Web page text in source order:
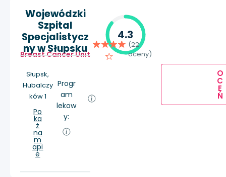
Wojewódzki
Szpital
Specjalistycz
ny w Słupsku
Breast Cancer Unit
Słupsk,
Hubalczy
ków 1
Po
ka
ż
na
m
api
e
Progr
am
lekow
y:
4.3
(22
oceny)
O
C
E
Ń